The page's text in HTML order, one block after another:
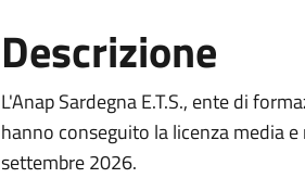
Descrizione
L'Anap Sardegna E.T.S., ente di
hanno conseguito la licenza media
settembre 2026.